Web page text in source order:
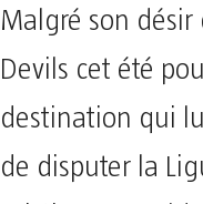
Malgré son désir
Devils cet été
destination qui
de disputer la